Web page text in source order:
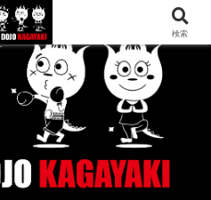
検索